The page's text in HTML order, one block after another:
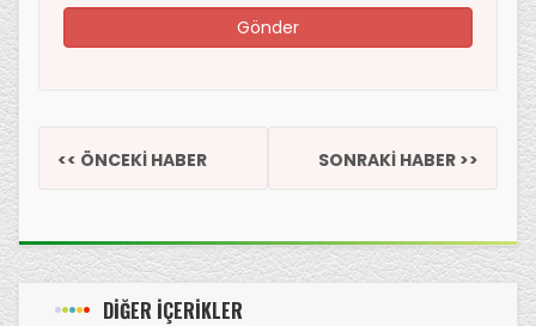
<< ÖNCEKİ HABER SONRAKİ HABER >>
DİĞER İÇERİKLER